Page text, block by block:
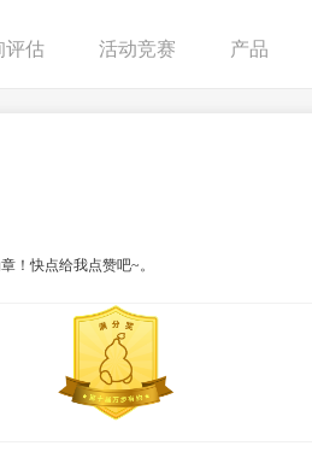
评估 活动竞赛 产品
！快点给我点赞吧~。